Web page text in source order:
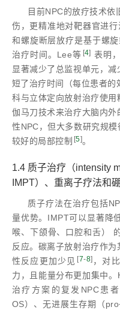
目前NPC的放疗技术
伤，更精准地对靶器官进
和螺旋断层放疗是基于螺
治疗时间。Lee等 [4] 表明
显著减少了总监视单元，
短了治疗时间（每位患者
科与立体定向放射治疗使
伽马刀技术来治疗大脑内
性NPC，但大多数研究规
较好的局部控制 [5]。
1.4 质子治疗（intensity
IMPT）、重离子疗法和
质子疗法在治疗包括
量优势。IMPT可以显著降
喉、下颌骨、口腔和舌）
反应。碳离子放射治疗作
性反应更加少见 [7-8] ，对
力，且能量分布更加集中。
治疗方案的复发NPC患
OS）、无进展生存期（